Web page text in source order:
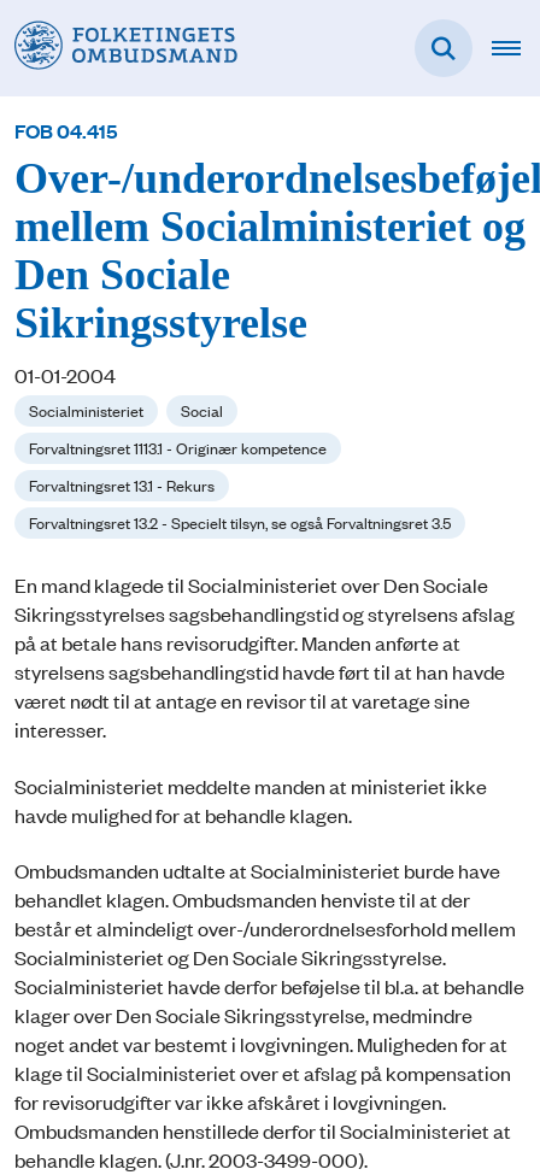
FOB 04.415
Over-/
mellem Socialministeriet og
Den Sociale
Sikringsstyrelse
01-01-2004
Socialministeriet
Social
Forvaltningsret 1113.1 - Originær kompetence
Forvaltningsret 13.1 - Rekurs
Forvaltningsret 13.2 - Specielt tilsyn, se også Forvaltningsret 3.5
En mand klagede til Socialministeriet over Den Sociale
Sikringsstyrelses sagsbehandlingstid og styrelsens afslag
på at betale hans revisorudgifter. Manden anførte at
styrelsens sagsbehandlingstid havde ført til at han havde
været nødt til at antage en revisor til at varetage sine
interesser.
Socialministeriet meddelte manden at ministeriet ikke
havde mulighed for at behandle klagen.
Ombudsmanden udtalte at Socialministeriet burde have
behandlet klagen. Ombudsmanden henviste til at der
består et almindeligt over-/underordnelsesforhold mellem
Socialministeriet og Den Sociale Sikringsstyrelse.
Socialministeriet havde derfor beføjelse til bl.a. at behandle
klager over Den Sociale Sikringsstyrelse, medmindre
noget andet var bestemt i lovgivningen. Muligheden for at
klage til Socialministeriet over et afslag på kompensation
for revisorudgifter var ikke afskåret i lovgivningen.
Ombudsmanden henstillede derfor til Socialministeriet at
behandle klagen. (J.nr. 2003-3499-000).